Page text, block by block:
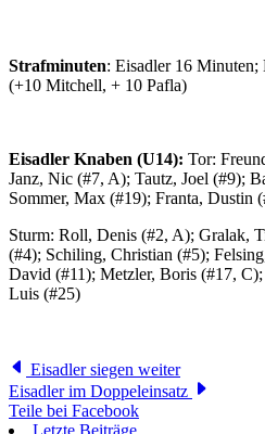
Strafminuten: Eisadler 16
(+10 Mitchell, + 10 Pafla)
Eisadler Knaben (U14): Tor:
Janz, Nic (#7, A); Tautz, Joel (#9);
Sommer, Max (#19); Franta, Dustin
Sturm: Roll, Denis (#2, A); Gralak,
(#4); Schiling, Christian (#5);
David (#11); Metzler, Boris (#17,
Luis (#25)
Eisadler siegen weiter
Eisadler im Doppeleinsatz
Teile bei Facebook
Letzte Beiträge